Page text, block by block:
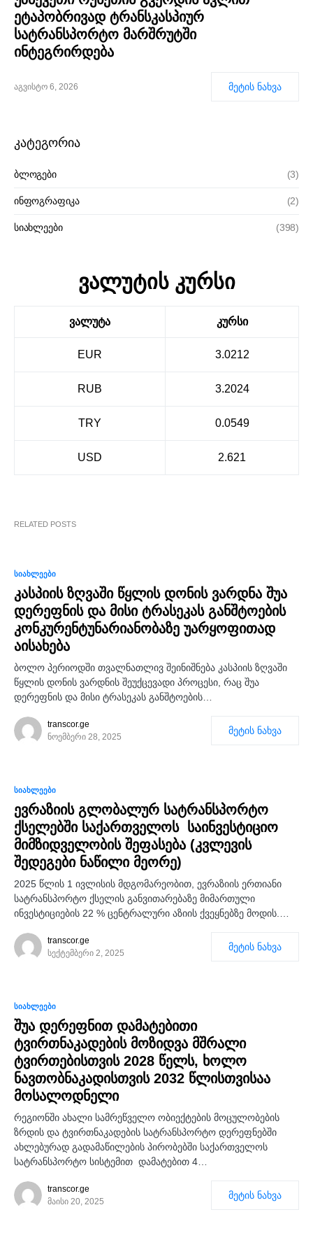
ეტაპობრივად ტრანსკასპიურ
სატრანსპორტო მარშრუტში
ინტეგრირდება
აგვისტო 6, 2026 მეტის ნახვა
კატეგორია
ბლოგები (3)
ინფოგრაფიკა (2)
სიახლეები (398)
ვალუტის კურსი
ვალუტა კურსი
EUR 3.0212
RUB 3.2024
TRY 0.0549
USD 2.621
RELATED POSTS
ᲡᲘᲐᲮᲚᲔᲔᲑᲘ
კასპიის ზღვაში წყლის დონის ვარდნა შუა
დერეფნის და მისი ტრასეკას განშტოების
კონკურენტუნარიანობაზე უარყოფითად
აისახება
ბოლო პერიოდში თვალნათლივ შეინიშნება კასპიის ზღვაში
წყლის დონის ვარდნის შეუქცევადი პროცესი, რაც შუა
დერეფნის და მისი ტრასეკას განშტოების…
transcor.ge
ნოემბერი 28, 2025
მეტის ნახვა
ᲡᲘᲐᲮᲚᲔᲔᲑᲘ
ევრაზიის გლობალურ სატრანსპორტო
ქსელებში საქართველოს საინვესტიციო
მიმზიდველობის შეფასება (კვლევის
შედეგები ნაწილი მეორე)
2025 წლის 1 ივლისის მდგომარეობით, ევრაზიის ერთიანი
სატრანსპორტო ქსელის განვითარებაზე მიმართული
ინვესტიციების 22 % ცენტრალური აზიის ქვეყნებზე მოდის.…
transcor.ge
სექტემბერი 2, 2025
მეტის ნახვა
ᲡᲘᲐᲮᲚᲔᲔᲑᲘ
შუა დერეფნით დამატებითი
ტვირთნაკადების მოზიდვა მშრალი
ტვირთებისთვის 2028 წელს, ხოლო
ნავთობნაკადისთვის 2032 წლისთვისაა
მოსალოდნელი
რეგიონში ახალი სამრეწველო ობიექტების მოცულობების
ზრდის და ტვირთნაკადების სატრანსპორტო დერეფნებში
ახლებურად გადამაწილების პირობებში საქართველოს
სატრანსპორტო სისტემით დამატებით 4…
transcor.ge
მაისი 20, 2025
მეტის ნახვა